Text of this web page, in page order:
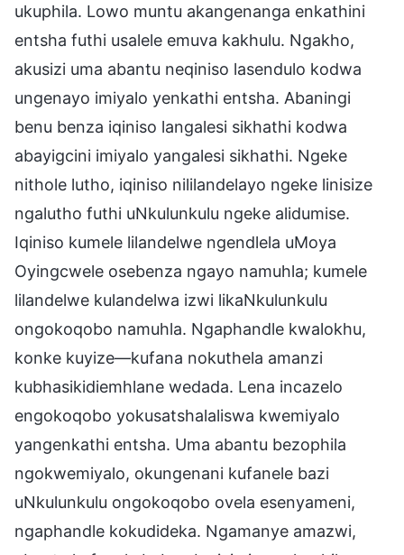
ukuphila. Lowo muntu akangenanga enkathini
entsha futhi usalele emuva kakhulu. Ngakho,
akusizi uma abantu neqiniso lasendulo kodwa
ungenayo imiyalo yenkathi entsha. Abaningi
benu benza iqiniso langalesi sikhathi kodwa
abayigcini imiyalo yangalesi sikhathi. Ngeke
nithole lutho, iqiniso nililandelayo ngeke linisize
ngalutho futhi uNkulunkulu ngeke alidumise.
Iqiniso kumele lilandelwe ngendlela uMoya
Oyingcwele osebenza ngayo namuhla; kumele
lilandelwe kulandelwa izwi likaNkulunkulu
ongokoqobo namuhla. Ngaphandle kwalokhu,
konke kuyize—kufana nokuthela amanzi
kubhasikidiemhlane wedada. Lena incazelo
engokoqobo yokusatshalaliswa kwemiyalo
yangenkathi entsha. Uma abantu bezophila
ngokwemiyalo, okungenani kufanele bazi
uNkulunkulu ongokoqobo ovela esenyameni,
ngaphandle kokudideka. Ngamanye amazwi,